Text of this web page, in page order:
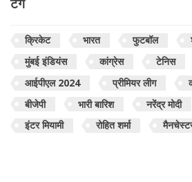
क्रिकेट भारत फुटबॉल
मुंबई इंडियंस
कांग्रेस टेनिस
आईपीएल 2024
प्रीमियर लीग
बीजेपी
भारी बारिश नरेंद्र मोदी
इंटर मियामी
रोहित शर्मा